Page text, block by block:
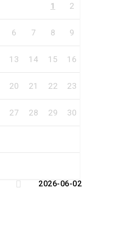
1 2
6 7 8 9
13 14 15 16
20 21 22 23
27 28 29 30
 2026-06-02